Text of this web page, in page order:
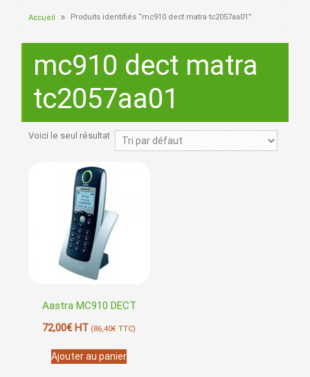
Accueil Produits identifiés “mc910 dect matra tc2057aa01”
mc910 dect matra
tc2057aa01
Voici le seul résultat
Aastra MC910 DECT
72,00€HT (86,40€ TTC)
Ajouter au panier